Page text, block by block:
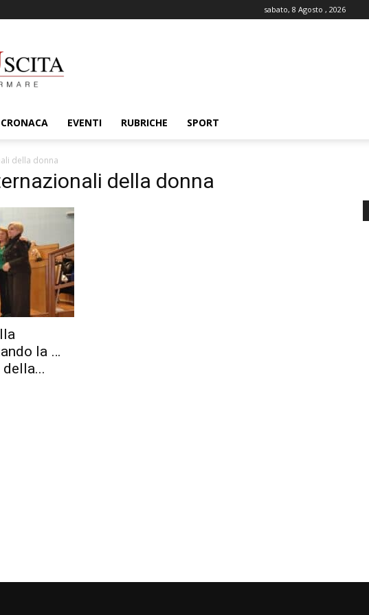
sabato, 8 Agosto , 2026
CRONACA EVENTI RUBRICHE SPORT
della donna
della donna
la …